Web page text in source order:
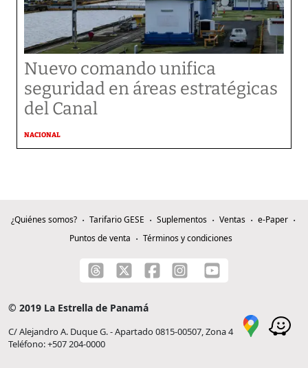
Nuevo comando unifica
seguridad en áreas estratégicas
del Canal
NACIONAL
¿Quiénes somos? Tarifario GESE Suplementos Ventas
e-Paper
Puntos de venta
Términos y condiciones
© 2019 La Estrella de Panamá
C/ Alejandro A. Duque G. - Apartado 0815-00507, Zona 4
Teléfono: +507 204-0000